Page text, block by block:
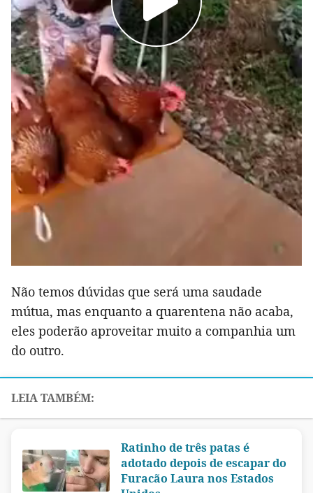
Não temos dúvidas que será uma saudade
mútua, mas enquanto a quarentena não acaba,
eles poderão aproveitar muito a companhia um
do outro.
Ratinho de três patas é
adotado depois de escapar do
Furacão Laura nos Estados